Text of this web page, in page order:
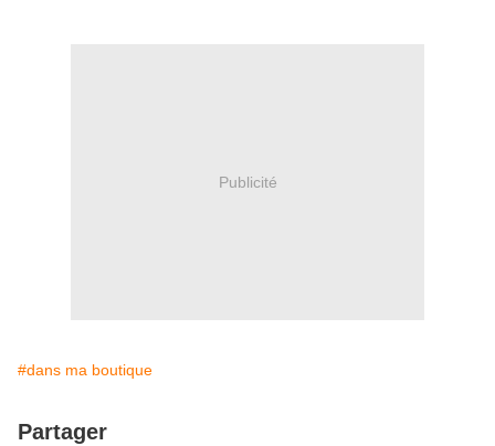
Publicité
#dans ma boutique
Partager